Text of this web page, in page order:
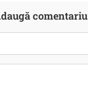
comentariu